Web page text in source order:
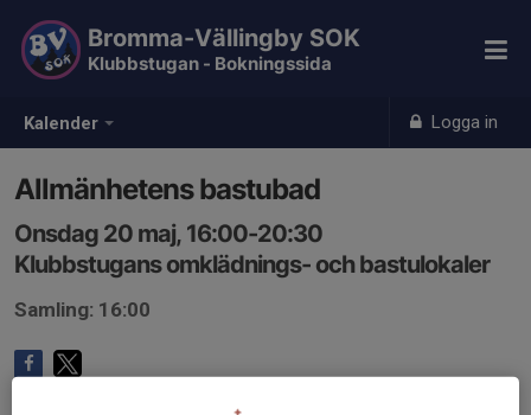
Kalender Logga in
Bromma-Vällingby SOK
Klubbstugan - Bokningssida
Allmänhetens bastubad
Onsdag 20 maj, 16:00-20:30
Klubbstugans omklädnings- och bastulokaler
Samling: 16:00